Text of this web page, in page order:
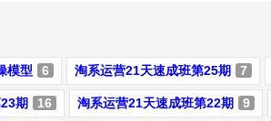
模型 6 淘系运营21天速成班第25期 7
期 16 淘系运营21天速成班第22期 9